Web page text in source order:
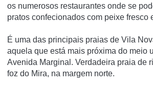
os numerosos restaurantes onde se
pratos confecionados com peixe fresco
É uma das principais praias de Vila
aquela que está mais próxima do meio
Avenida Marginal. Verdadeira praia de
foz do Mira, na margem norte.